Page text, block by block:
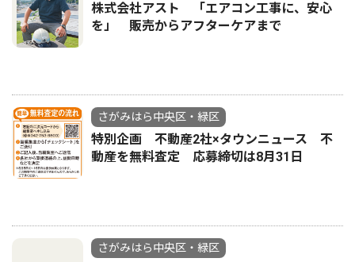
株式会社アスト 「エアコン工事に、安心
を」 販売からアフターケアまで
さがみはら中央区・緑区
特別企画 不動産2社×タウンニュース 不
動産を無料査定 応募締切は8月31日
さがみはら中央区・緑区